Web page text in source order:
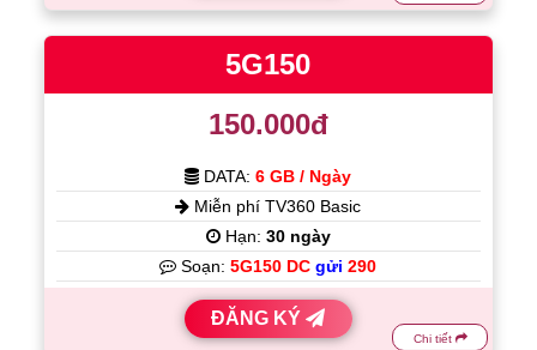
5G150
150.000đ
DATA:6 GB / Ngày
Miễn phí TV360 Basic
Hạn: 30 ngày
Soạn:5G150 DCgửi 290
ĐĂNG KÝ
Chi tiết